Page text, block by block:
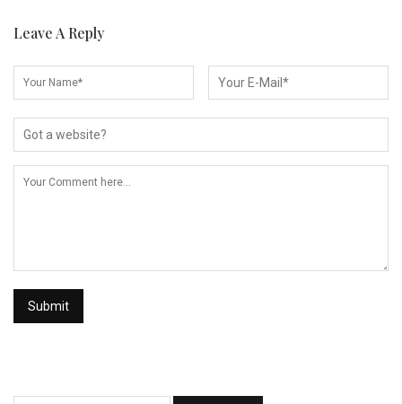
Leave A Reply